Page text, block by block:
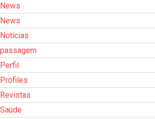
News
News
Notícias
passagem
Perfil
Profiles
Revistas
Saúde